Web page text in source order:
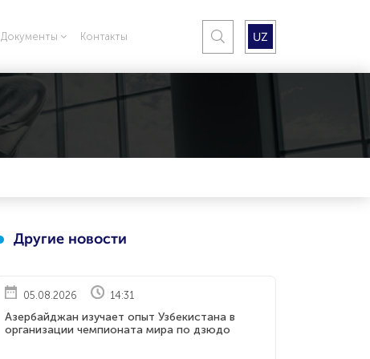
Документы Контакты UZ
Другие новости
05.08.2026 14:31
Азербайджан изучает опыт Узбекистана в
организации чемпионата мира по дзюдо